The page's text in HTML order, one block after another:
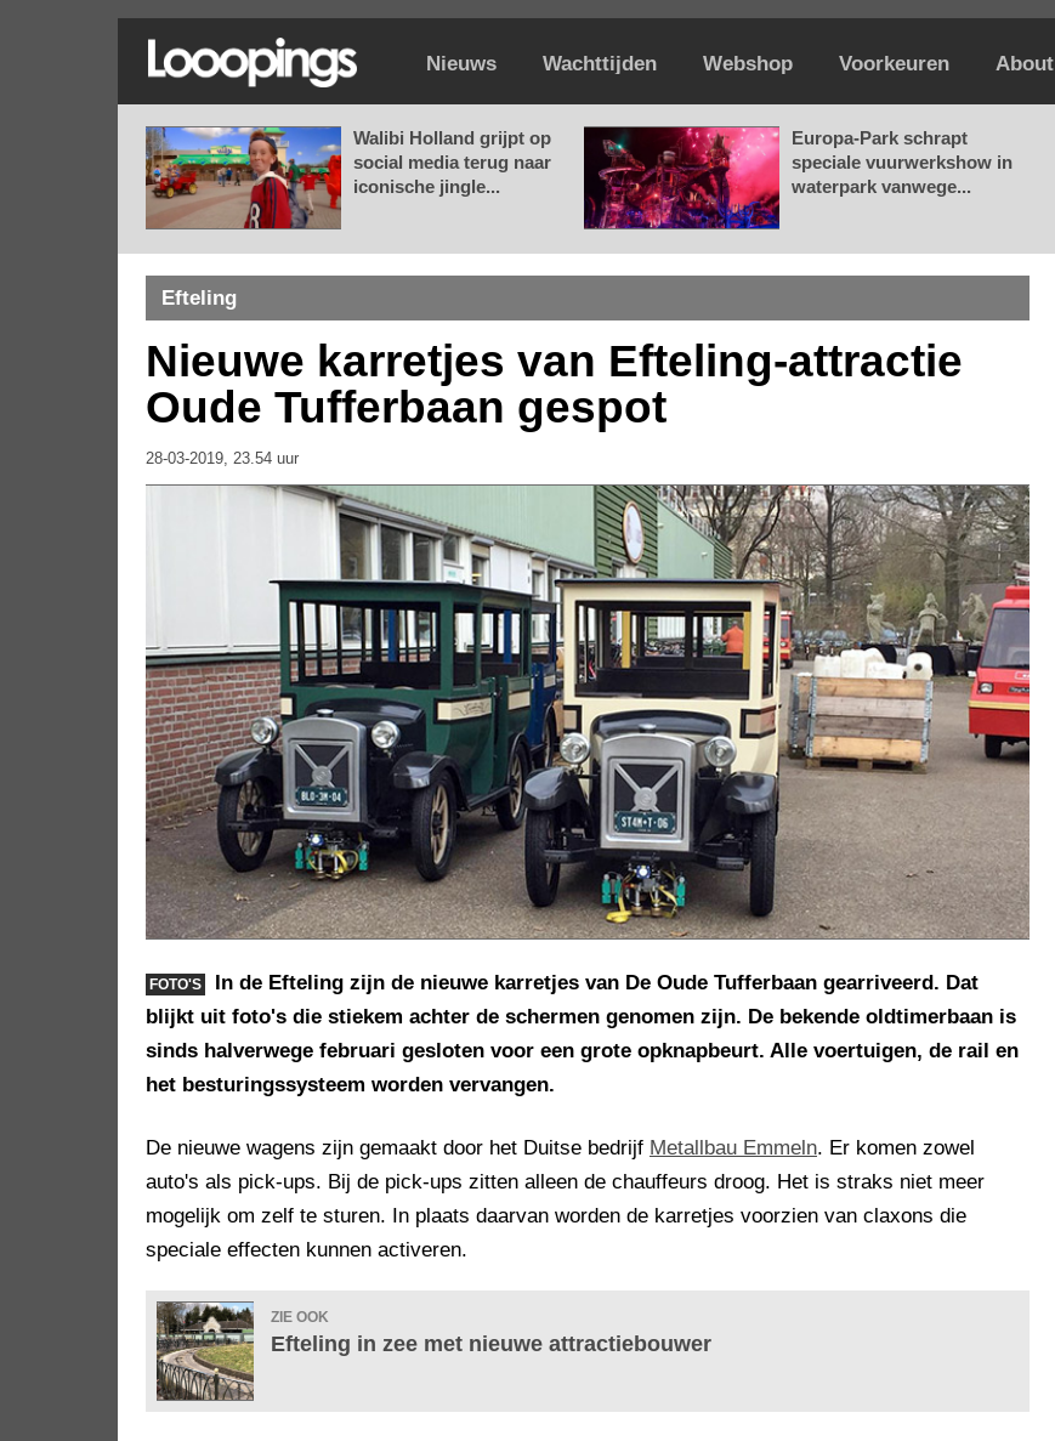
Nieuws Wachttijden Webshop Voorkeuren About
Walibi Holland grijpt op
social media terug naar
iconische jingle...
Europa-Park schrapt
speciale vuurwerkshow in
waterpark vanwege...
Efteling
Nieuwe karretjes van Efteling-attractie
Oude Tufferbaan gespot
28-03-2019, 23.54 uur
FOTO'S
In de Efteling zijn de nieuwe karretjes van De Oude Tufferbaan gearriveerd. Dat
blijkt uit foto's die stiekem achter de schermen genomen zijn. De bekende oldtimerbaan is
sinds halverwege februari gesloten voor een grote opknapbeurt. Alle voertuigen, de rail en
het besturingssysteem worden vervangen.
De nieuwe wagens zijn gemaakt door het Duitse bedrijf Metallbau Emmeln. Er komen zowel
auto's als pick-ups. Bij de pick-ups zitten alleen de chauffeurs droog. Het is straks niet meer
mogelijk om zelf te sturen. In plaats daarvan worden de karretjes voorzien van claxons die
speciale effecten kunnen activeren.
ZIE OOK
Efteling in zee met nieuwe attractiebouwer